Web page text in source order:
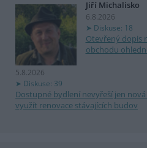
Jiří Michalisko
6.8.2026
Diskuse: 18
Otevřený dopis
obchodu
5.8.2026
Diskuse: 39
Dostupné bydlení nevyřeší jen
využít renovace stávajících budov